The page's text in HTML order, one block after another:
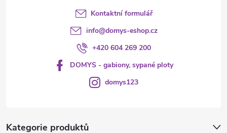
Kategorie produktů
Kontaktní formulář
info@domys-eshop.cz
+420 604 269 200
DOMYS - gabiony, sypané ploty
domys123